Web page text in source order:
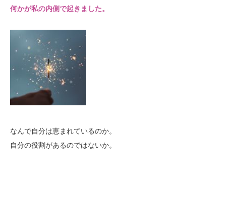
何かが私の内側で起きました。
なんで自分は恵まれているのか。
自分の役割があるのではないか。